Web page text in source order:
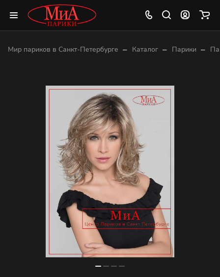
Мир париков в Санкт-Петербурге – Каталог – Парики –